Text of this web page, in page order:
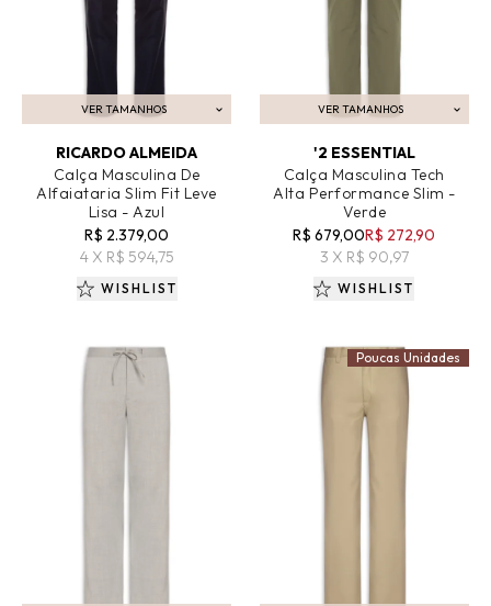
VER TAMANHOS
ADICIONAR AO CARRINHO
RICARDO ALMEIDA
Calça Masculina De
Alfaiataria Slim Fit Leve
Lisa - Azul
R$ 2.379,00
4 X R$ 594,75
WISHLIST
VER TAMANHOS
ADICIONAR AO CARRINHO
'2 ESSENTIAL
Calça Masculina Tech
Alta Performance Slim -
Verde
R$ 679,00R$ 272,90
3 X R$ 90,97
WISHLIST
Poucas Unidades